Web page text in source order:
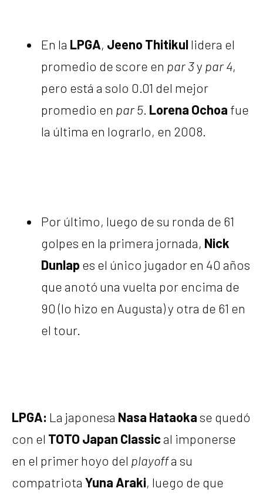
En la LPGA, Jeeno Thitikullidera el
promedio de score en par 3y par 4,
pero está a solo 0.01 del mejor
promedio en par 5. Lorena Ochoa fue
la última en lograrlo, en 2008.
Por último, luego de su ronda de 61
golpes en la primera jornada, Nick
Dunlap es el único jugador en 40 años
que anotó una vuelta por encima de
90 (lo hizo en Augusta) y otra de 61 en
el tour.
LPGA: La japonesa Nasa Hataokase quedó
con el TOTO Japan Classical imponerse
en el primer hoyo del playoffa su
compatriota Yuna Araki, luego de que